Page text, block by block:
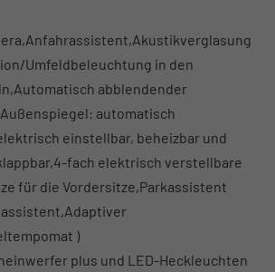
Umfeldbeleuchtung in den
abblendender
automatisch
einstellbar, beheizbar und
fach elektrisch verstellbare
für die Vordersitze,Parkassistent
)
plus und LED-Heckleuchten